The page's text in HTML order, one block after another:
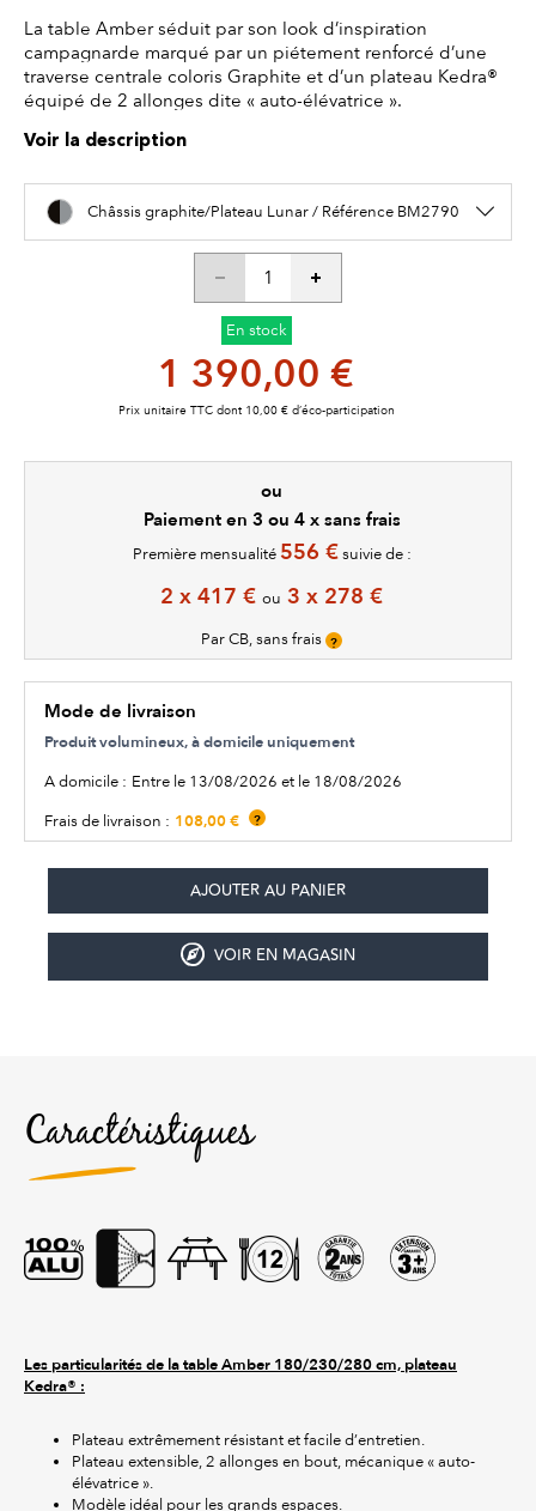
La table Amber séduit par son look d’inspiration
campagnarde marqué par un piétement renforcé d’une
traverse centrale coloris Graphite et d’un plateau Kedra®
équipé de 2 allonges dite « auto-élévatrice ».
Voir la description
Châssis graphite/Plateau Lunar / Référence BM2790
En stock
1 390,00 €
Prix unitaire TTC dont 10,00 € d’éco-participation
ou
Paiement en 3 ou 4 x sans frais
Première mensualité 556 €suivie de :
2 x 417 € ou 3 x 278 €
Par CB, sans frais ?
Mode de livraison
Produit volumineux, à domicile uniquement
A domicile : Entre le 13/08/2026 et le 18/08/2026
Frais de livraison : 108,00 € ?
VOIR EN MAGASIN
Caractéristiques
Les particularités de la table Amber 180/230/280 cm, plateau
Kedra® :
Plateau extrêmement résistant et facile d’entretien.
Plateau extensible, 2 allonges en bout, mécanique « auto-
élévatrice ».
Modèle idéal pour les grands espaces.